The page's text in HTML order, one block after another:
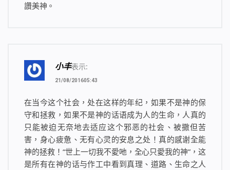
讚美神。
小丰表示:
21/08/201605:43
在当今这个社会，处在这样的年纪，如果不是神的保
守和拯救，如果不是神的话语成为人的生命，人真的
只能被迫无奈地去适应这个邪恶的社会、被撒但苦
害，身心疲惫、无有心灵的安息之处！真的感谢全能
神的拯救！“世上一切我不愛吔，全心只愛我的神”，这
是所有在神的话与作工中看到真理、道路、生命之人